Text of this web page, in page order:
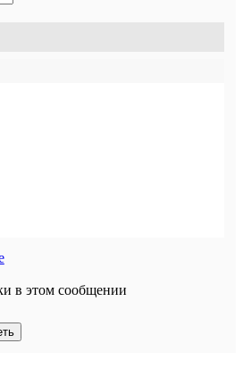
в этом сообщении